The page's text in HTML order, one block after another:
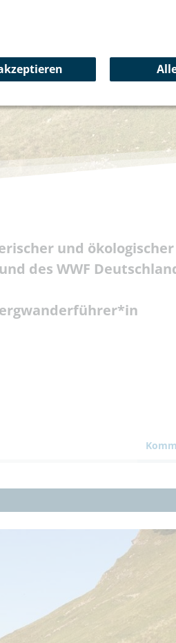
und
des WWF